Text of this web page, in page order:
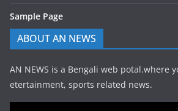
Sample Page
ABOUT AN NEWS
AN NEWS is a Bengali web potal.where
etertainment, sports related news.